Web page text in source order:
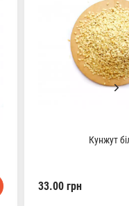
Кунжут
33.00 грн